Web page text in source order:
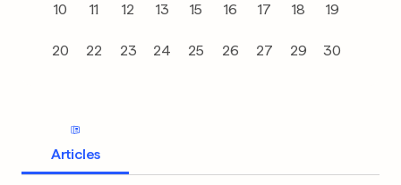
10 11 12 13 15 16 17 18 19
20 22 23 24 25 26 27 29 30
Articles